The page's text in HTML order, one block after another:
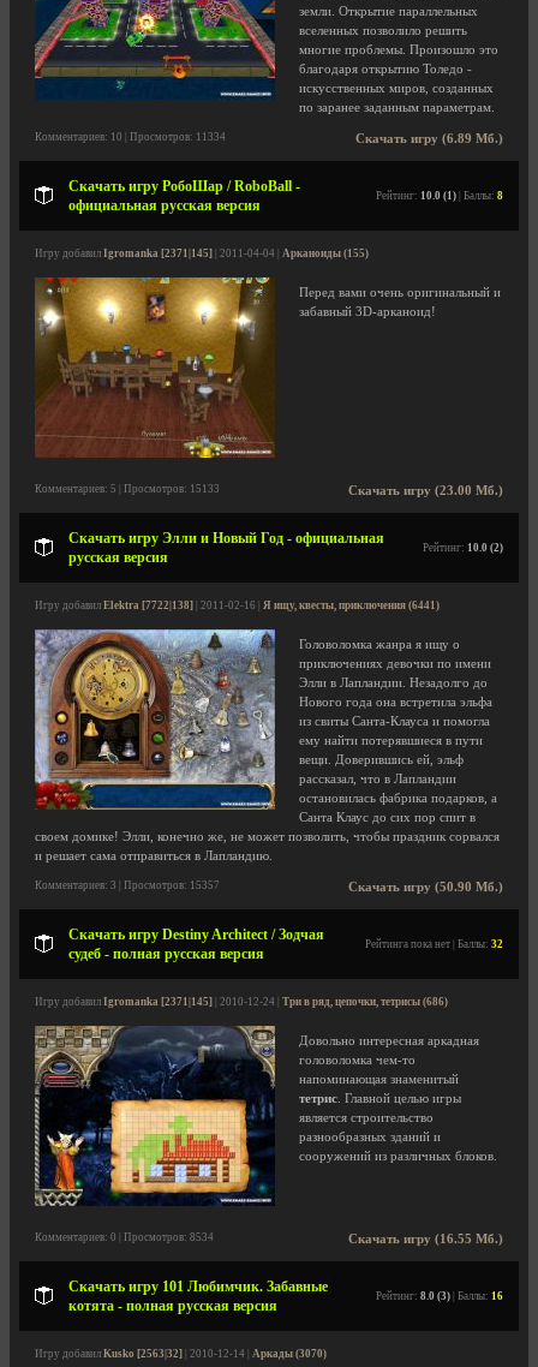
земли. Открытие параллельных
вселенных позволило решить
многие проблемы. Произошло это
благодаря открытию Толедо -
искусственных миров, созданных
по заранее заданным параметрам.
Скачать игру (6.89 Мб.)
Комментариев: 10 | Просмотров: 11334
Скачать игру РобоШар / RoboBall -
официальная русская версия
Рейтинг: 10.0 (1) | Баллы: 8
Игру добавил Igromanka [2371|145] | 2011-04-04 | Арканоиды (155)
Перед вами очень оригинальный и
забавный 3D-арканоид!
Скачать игру (23.00 Мб.)
Комментариев: 5 | Просмотров: 15133
Скачать игру Элли и Новый Год - официальная
русская версия
Рейтинг: 10.0 (2)
Игру добавил Elektra [7722|138] | 2011-02-16 | Я ищу, квесты, приключения (6441)
Головоломка жанра я ищу о
приключениях девочки по имени
Элли в Лапландии. Незадолго до
Нового года она встретила эльфа
из свиты Санта-Клауса и помогла
ему найти потерявшиеся в пути
вещи. Доверившись ей, эльф
рассказал, что в Лапландии
остановилась фабрика подарков, а
Санта Клаус до сих пор спит в
своем домике! Элли, конечно же, не может позволить, чтобы праздник сорвался
и решает сама отправиться в Лапландию.
Скачать игру (50.90 Мб.)
Комментариев: 3 | Просмотров: 15357
Скачать игру Destiny Architect / Зодчая
судеб - полная русская версия
Рейтинга пока нет | Баллы: 32
Игру добавил Igromanka [2371|145] | 2010-12-24 | Три в ряд, цепочки, тетрисы (686)
Довольно интересная аркадная
головоломка чем-то
напоминающая знаменитый
тетрис . Главной целью игры
является строительство
разнообразных зданий и
сооружений из различных блоков.
Скачать игру (16.55 Мб.)
Комментариев: 0 | Просмотров: 8534
Скачать игру 101 Любимчик. Забавные
котята - полная русская версия
Рейтинг: 8.0 (3) | Баллы: 16
Игру добавил Kusko [2563|32] | 2010-12-14 | Аркады (3070)